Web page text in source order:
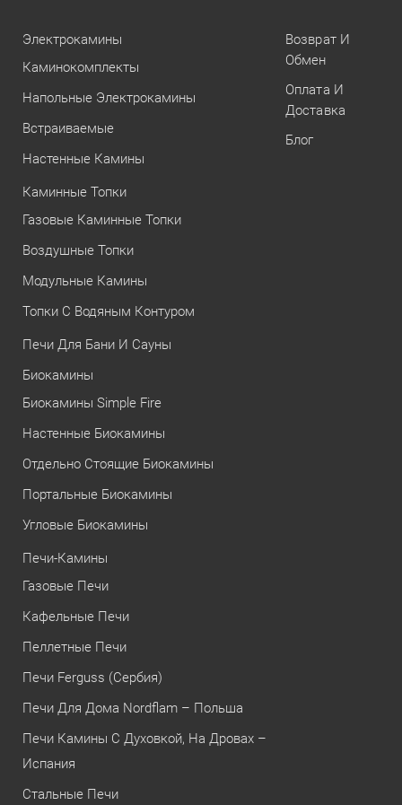
Электрокамины
Каминокомплекты
Напольные Электрокамины
Встраиваемые
Настенные Камины
Каминные Топки
Газовые Каминные Топки
Воздушные Топки
Модульные Камины
Топки С Водяным Контуром
Печи Для Бани И Сауны
Биокамины
Биокамины Simple Fire
Настенные Биокамины
Отдельно Стоящие Биокамины
Портальные Биокамины
Угловые Биокамины
Печи-Камины
Газовые Печи
Кафельные Печи
Пеллетные Печи
Печи Ferguss (Сербия)
Печи Для Дома Nordflam – Польша
Печи Камины С Духовкой, На Дровах –
Испания
Стальные Печи
Возврат И
Обмен
Оплата И
Доставка
Блог